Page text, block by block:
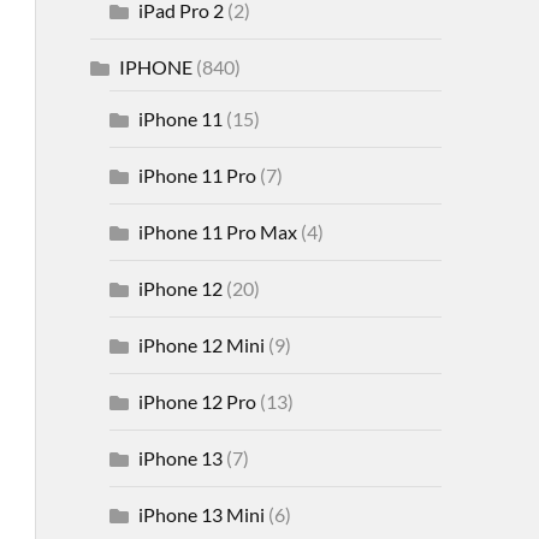
iPad Pro 2(2)
IPHONE(840)
iPhone 11 (15)
iPhone 11 Pro(7)
iPhone 11 Pro Max(4)
iPhone 12(20)
iPhone 12 Mini (9)
iPhone 12 Pro(13)
iPhone 13(7)
iPhone 13 Mini (6)